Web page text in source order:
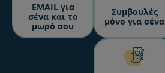
ΕΜΑΙL για
σένα και το
μωρό σου
Συμβουλές
μόνο για σένα